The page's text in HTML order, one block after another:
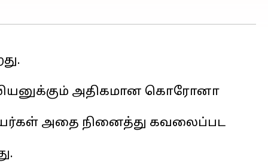
அதிகமான கொரோனா
அதை நினைத்து கவலைப்பட